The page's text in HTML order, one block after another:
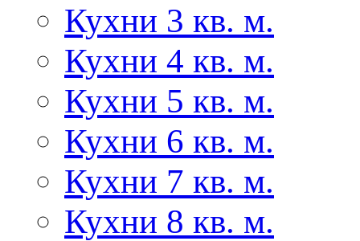
Кухни 3 кв. м.
Кухни 4 кв. м.
Кухни 5 кв. м.
Кухни 6 кв. м.
Кухни 7 кв. м.
Кухни 8 кв. м.